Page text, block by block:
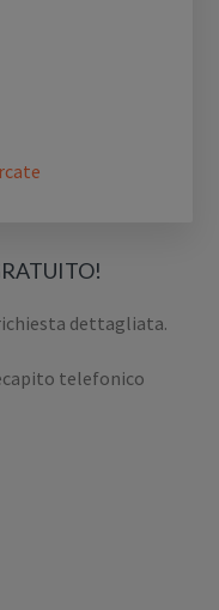
dettagliata.
telefonico